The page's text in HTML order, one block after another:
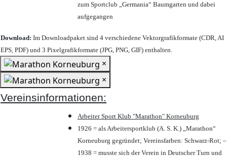
zum Sportclub „Germania“ Baumgarten und dabei
aufgegangen
Download: Im Downloadpaket sind 4 verschiedene Vektorgrafikformate (CDR, AI
EPS, PDF) und 3 Pixelgrafikformate (JPG, PNG, GIF) enthalten.
×
×
Vereinsinformationen:
Arbeiter Sport Klub "Marathon" Korneuburg
1926 = als Arbeitersportklub (A. S. K.) „Marathon“
Korneuburg gegründet; Vereinsfarben: Schwarz-Rot; –
1938 = musste sich der Verein in Deutscher Turn und